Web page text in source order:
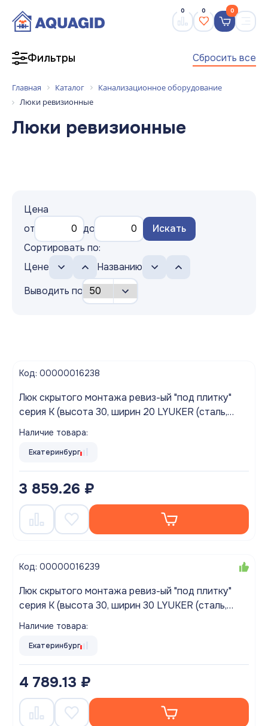
0 0 0
Фильтры Сбросить все
Главная Каталог
Канализационное оборудование
Люки ревизионные
Люки ревизионные
Цена
от
до
Искать
Сортировать по:
Цене
Названию
Выводить по
Код: 00000016238
Люк скрытого монтажа ревиз-ый "под плитку"
серия K (высота 30, ширин 20 LYUKER (сталь,
нажимной)
Наличие товара:
Екатеринбург
3 859.26 ₽
Код: 00000016239
Люк скрытого монтажа ревиз-ый "под плитку"
серия K (высота 30, ширин 30 LYUKER (сталь,
нажимной)
Наличие товара:
Екатеринбург
4 789.13 ₽